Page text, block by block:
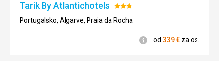
Tarik By Atlantichotels Hodnotenie:
3/5
Portugalsko, Algarve, Praia da Rocha
Informácie
od 339€ za os.